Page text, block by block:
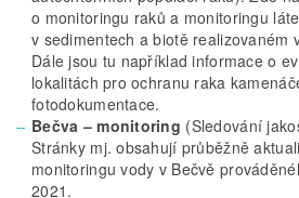
o monitoringu raků a monitoringu
v sedimentech a biotě realizovaném
Dále jsou tu například informace o
lokalitách pro ochranu raka
fotodokumentace.
Bečva – monitoring (Sledování
Stránky mj. obsahují průběžně
monitoringu vody v Bečvě
2021.